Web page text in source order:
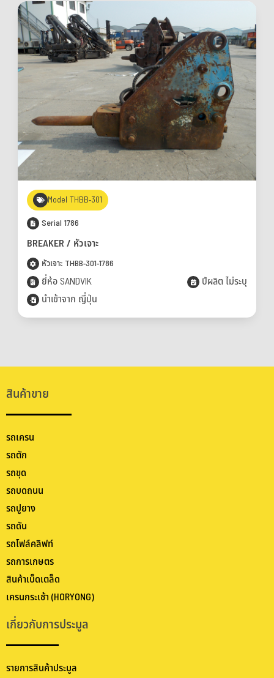
Model THBB-301
Serial 1786
BREAKER / หัวเจาะ
หัวเจาะ THBB-301-1786
ยี่ห้อ SANDVIK
ปีผลิต ไม่ระบุ
นำเข้าจาก ญี่ปุ่น
สินค้าขาย
รถเครน
รถตัก
รถขุด
รถบดถนน
รถปูยาง
รถดัน
รถโฟล์คลิฟท์
รถการเกษตร
สินค้าเบ็ดเตล็ด
เครนกระเช้า (HORYONG)
เกี่ยวกับการประมูล
รายการสินค้าประมูล